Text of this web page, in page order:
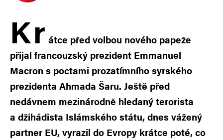
Kr átce před volbou nového papeže
přijal francouzský prezident Emmanuel
Macron s poctami prozatímního syrského
prezidenta Ahmada Šaru. Ještě před
nedávnem mezinárodně hledaný terorista
a džihádista Islámského státu, dnes vážený
partner EU, vyrazil do Evropy krátce poté, co